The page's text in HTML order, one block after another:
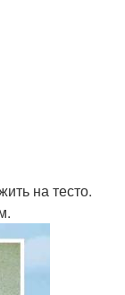
на тесто.